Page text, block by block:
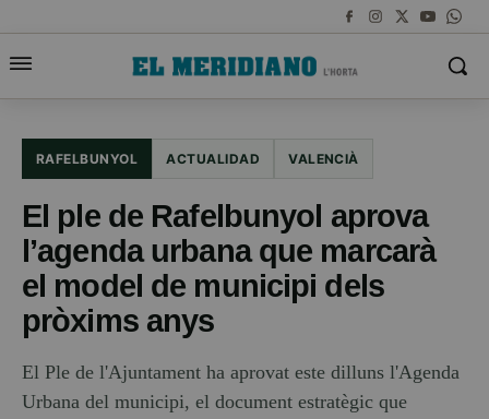
RAFELBUNYOL ACTUALIDAD VALENCIÀ
El ple de Rafelbunyol aprova
l’agenda urbana que marcarà
el model de municipi dels
pròxims anys
El Ple de l'Ajuntament ha aprovat este dilluns l'Agenda
Urbana del municipi, el document estratègic que